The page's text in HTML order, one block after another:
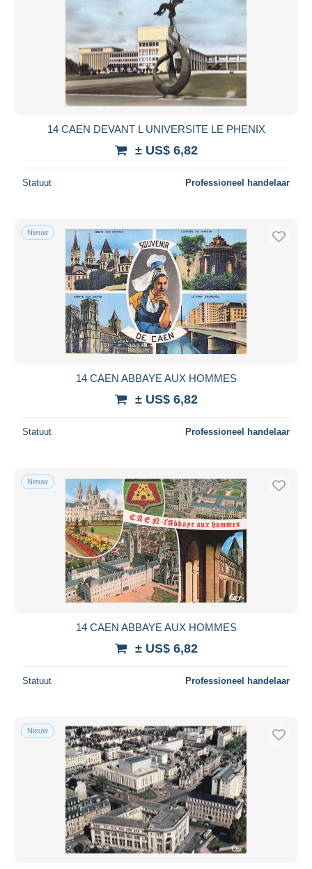
14 CAEN DEVANT L UNIVERSITE LE PHENIX
± US$ 6,82
Statuut Professioneel handelaar
Nieuw
14 CAEN ABBAYE AUX HOMMES
± US$ 6,82
Statuut Professioneel handelaar
Nieuw
14 CAEN ABBAYE AUX HOMMES
± US$ 6,82
Statuut Professioneel handelaar
Nieuw